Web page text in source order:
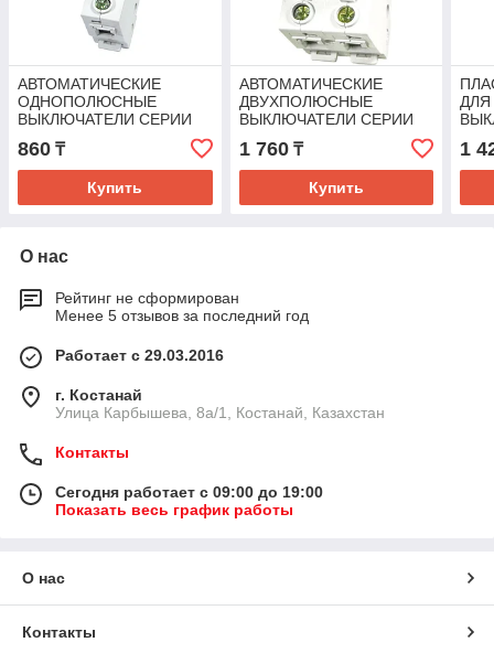
АВТОМАТИЧЕСКИЕ
ОДНОПОЛЮСНЫЕ
ВЫКЛЮЧАТЕЛИ СЕРИИ
ВА47-63 (TEKSAN) 1 P 6A
860 ₸
Купить
АВТОМАТИЧЕСКИЕ
ДВУХПОЛЮСНЫЕ
ВЫКЛЮЧАТЕЛИ СЕРИИ
ВА47-63 (TEKSAN) 2P 25
A
1 760₸
Купить
ДЛЯ
1
О нас
Рейтинг не сформирован
Менее 5 отзывов за последний год
Работает с 29.03.2016
г. Костанай
Улица Карбышева, 8а/1, Костанай, Казахстан
Контакты
Сегодня работает с 09:00 до 19:00
Показать весь график работы
О нас
Контакты